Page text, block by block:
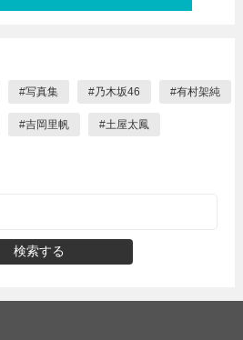
#写真集 #乃木坂46 #有村架純
#吉岡里帆 #土屋太鳳
検索する